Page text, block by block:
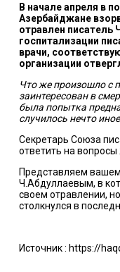
В начале апреля в
Азербайджане
отравлен писатель
госпитализации
врачи,
организации
Что же произошло с
заинтересован в
была попытка
случилось нечто
Секретарь Союза
ответить на
Представляем
Ч.Абдуллаевым, в
своем отравлении,
столкнулся в
Источник : https://